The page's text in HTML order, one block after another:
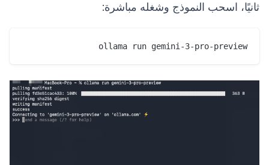
ثانيًا، اسحب النموذج وشغله مباشرة:
ollama run gemini-3-pro-preview